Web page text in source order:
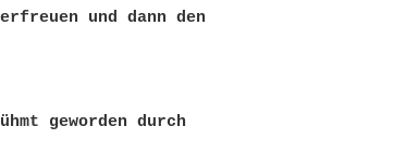
und dann den
geworden durch